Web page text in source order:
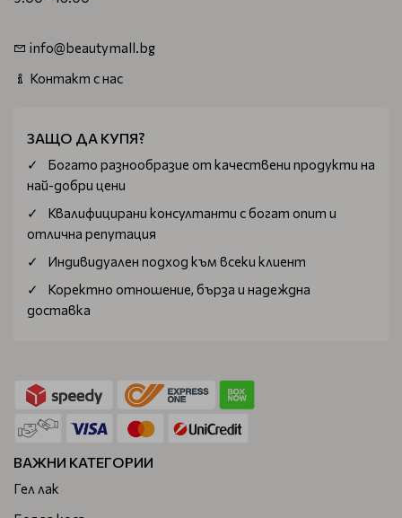
info@beautymall.bg
Контакт с нас
ЗАЩО ДА КУПЯ?
Богатo разнообразие от качествени продукти на
най-добри цени
Квалифицирани консултанти с богат опит и
отлична репутация
Индивидуален подход към всеки клиент
Коректно отношение, бърза и надеждна
доставка
ВАЖНИ КАТЕГОРИИ
Гел лак